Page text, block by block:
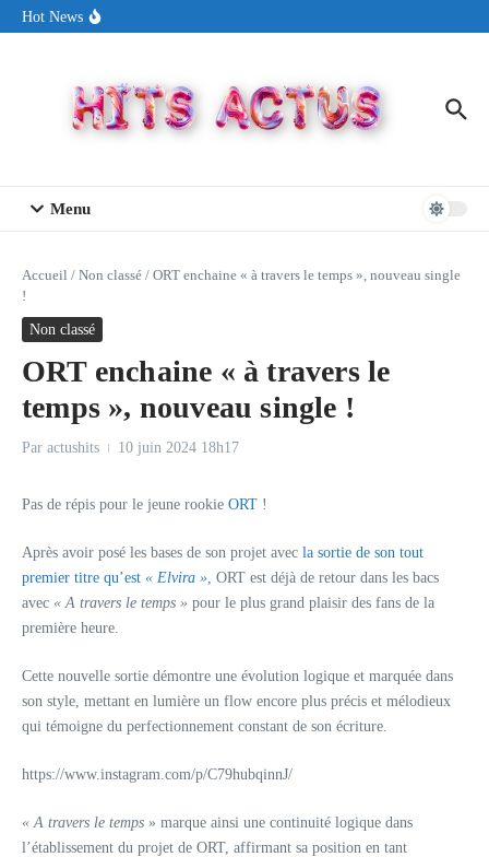
Aller au contenu
Hot News
« New Day »
Menu
Accueil / Non classé / ORT enchaine « à travers le temps », nouveau single
!
Non classé
ORT enchaine « à travers le
temps », nouveau single !
Par actushits 10 juin 2024 18h17
Pas de répis pour le jeune rookie ORT !
Après avoir posé les bases de son projet avec la sortie de son tout
premier titre qu’est « Elvira », ORT est déjà de retour dans les bacs
avec « A travers le temps » pour le plus grand plaisir des fans de la
première heure.
Cette nouvelle sortie démontre une évolution logique et marquée dans
son style, mettant en lumière un flow encore plus précis et mélodieux
qui témoigne du perfectionnement constant de son écriture.
https://www.instagram.com/p/C79hubqinnJ/
« A travers le temps » marque ainsi une continuité logique dans
l’établissement du projet de ORT, affirmant sa position en tant